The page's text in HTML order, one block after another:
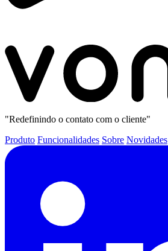
"Redefinindo o contato com o cliente"
Produto Funcionalidades Sobre Novidades